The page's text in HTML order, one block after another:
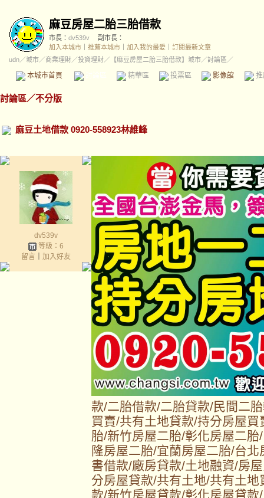
麻豆房屋二胎三胎借款
市長： dv539v
副市長：
加入本城市
推薦本城市 加入我的最愛
訂閱最新文章
udn／城市／商業理財／投資理財／ 【麻豆房屋二胎三胎借款】城市／討論區／
本城市首頁 精華區 投票區 影像館
討論區／不分版
麻豆土地借款 0920-558923林維峰
dv539v
等級：6
留言｜ 加入好友
款/二胎借款/二胎貸款/民間二
買賣/共有土地貸款/持分房屋
胎/新竹房屋二胎/彰化房屋二
隆房屋二胎/宜蘭房屋二胎/台
書借款/廠房貸款/土地融資/房
分房屋貸款/共有土地/共有土
款/新竹房屋貸款/彰化房屋貸